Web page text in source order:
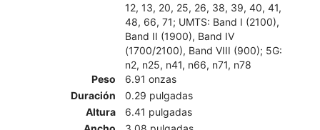
12, 13, 20, 25, 26, 38, 39, 40, 41,
48, 66, 71; UMTS: Band I (2100),
Band II (1900), Band IV
(1700/2100), Band VIII (900); 5G:
n2, n25, n41, n66, n71, n78
Peso
6.91 onzas
Duración
0.29 pulgadas
Altura
6.41 pulgadas